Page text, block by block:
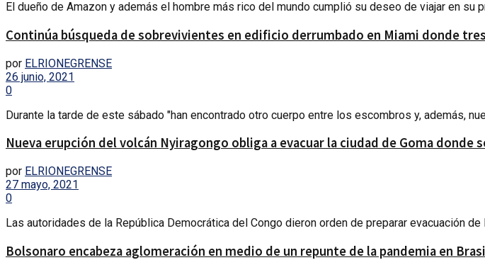
El dueño de Amazon y además el hombre más rico del mundo cumplió su deseo de viajar en su
Continúa búsqueda de sobrevivientes en edificio derrumbado en Miami donde
por ELRIONEGRENSE
26 junio, 2021
0
Durante la tarde de este sábado "han encontrado otro cuerpo entre los escombros y, además,
Nueva erupción del volcán Nyiragongo obliga a evacuar la ciudad de Goma donde
por ELRIONEGRENSE
27 mayo, 2021
0
Las autoridades de la República Democrática del Congo dieron orden de preparar evacuación de
Bolsonaro encabeza aglomeración en medio de un repunte de la pandemia en